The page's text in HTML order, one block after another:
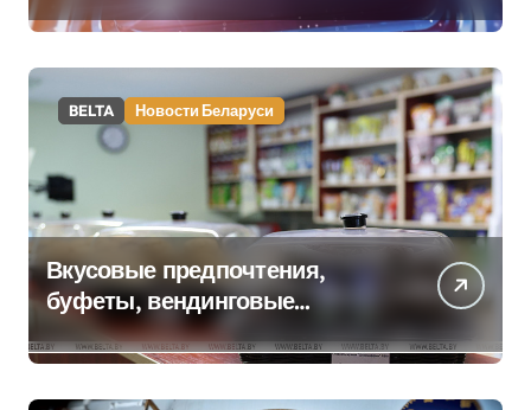
BELTA Новости Беларуси
Вкусовые предпочтения,
буфеты, вендинговые
аппараты. Минобразования об
изменениях в школьном
питании